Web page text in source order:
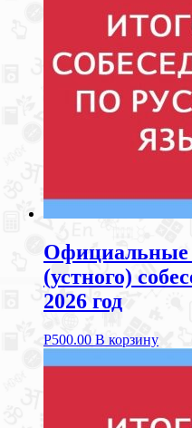
Официальные
(устного)
2026 год
Р500.00 В корзину